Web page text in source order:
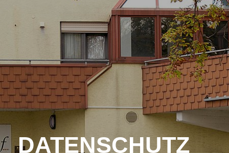
Hotelinformationen
Ein paar Fakten
Für Geschäftsreisende
Für Freizeitgäste und Reisegruppen
Tagungen, Seminare und Feierlichkeiten
DATENSCHUTZ